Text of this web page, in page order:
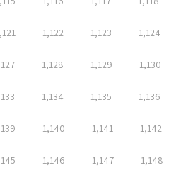
1,122 1,123 1,124
1,128 1,129 1,130
1,134 1,135 1,136
1,140 1,141 1,142
1,146 1,147 1,148